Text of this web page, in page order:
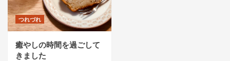
つれづれ
癒やしの時間を過ごして
きました